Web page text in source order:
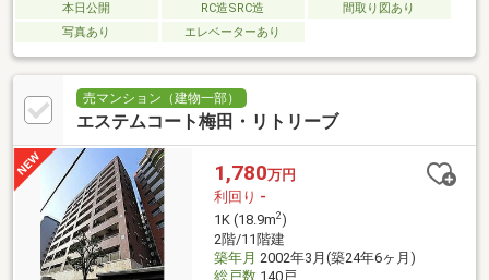
本日公開 RC造SRC造
間取り図あり
写真あり
エレベーターあり
売マンション（建物一部）
エステムコート梅田・リトリーブ
1,780万円
利回り -
1K (18.9m2)
2階/11階建
築年月 2002年3月(築24年6ヶ月)
総戸数140戸